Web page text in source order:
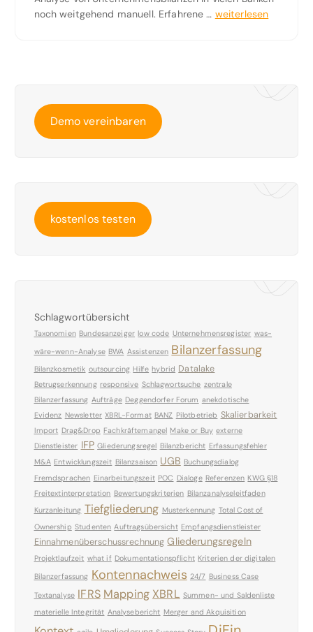
noch weitgehend manuell. Erfahrene … weiterlesen
Demo vereinbaren
kostenlos testen
Schlagwortübersicht
Taxonomien Bundesanzeiger low code Unternehmensregister was-
wäre-wenn-Analyse BWA Assistenzen Bilanzerfassung
Bilanzkosmetik outsourcing Hilfe hybrid Datalake
Betrugserkennung responsive Schlagwortsuche zentrale
Bilanzerfassung Aufträge Deggendorfer Forum anekdotische
Evidenz Newsletter XBRL-Format BANZ Pilotbetrieb Skalierbarkeit
Import Drag&Drop Fachkräftemangel Make or Buy externe
Dienstleister IFP Gliederungsregel Bilanzbericht Erfassungsfehler
M&A Entwicklungszeit Bilanzsaison UGB Buchungsdialog
Fremdsprachen Einarbeitungszeit POC Dialoge Referenzen KWG §18
Freitextinterpretation Bewertungskriterien Bilanzanalyseleitfaden
Kurzanleitung Tiefgliederung Musterkennung Total Cost of
Ownership Studenten Auftragsübersicht Empfangsdienstleister
Einnahmenüberschussrechnung Gliederungsregeln
Projektlaufzeit what if Dokumentationspflicht Kriterien der digitalen
Bilanzerfassung Kontennachweis 24/7 Business Case
Textanalyse IFRS Mapping XBRL Summen- und Saldenliste
materielle Integrität Analysebericht Merger and Akquisition